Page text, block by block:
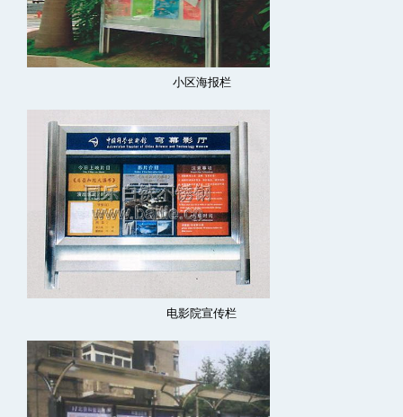
小区海报栏
电影院宣传栏